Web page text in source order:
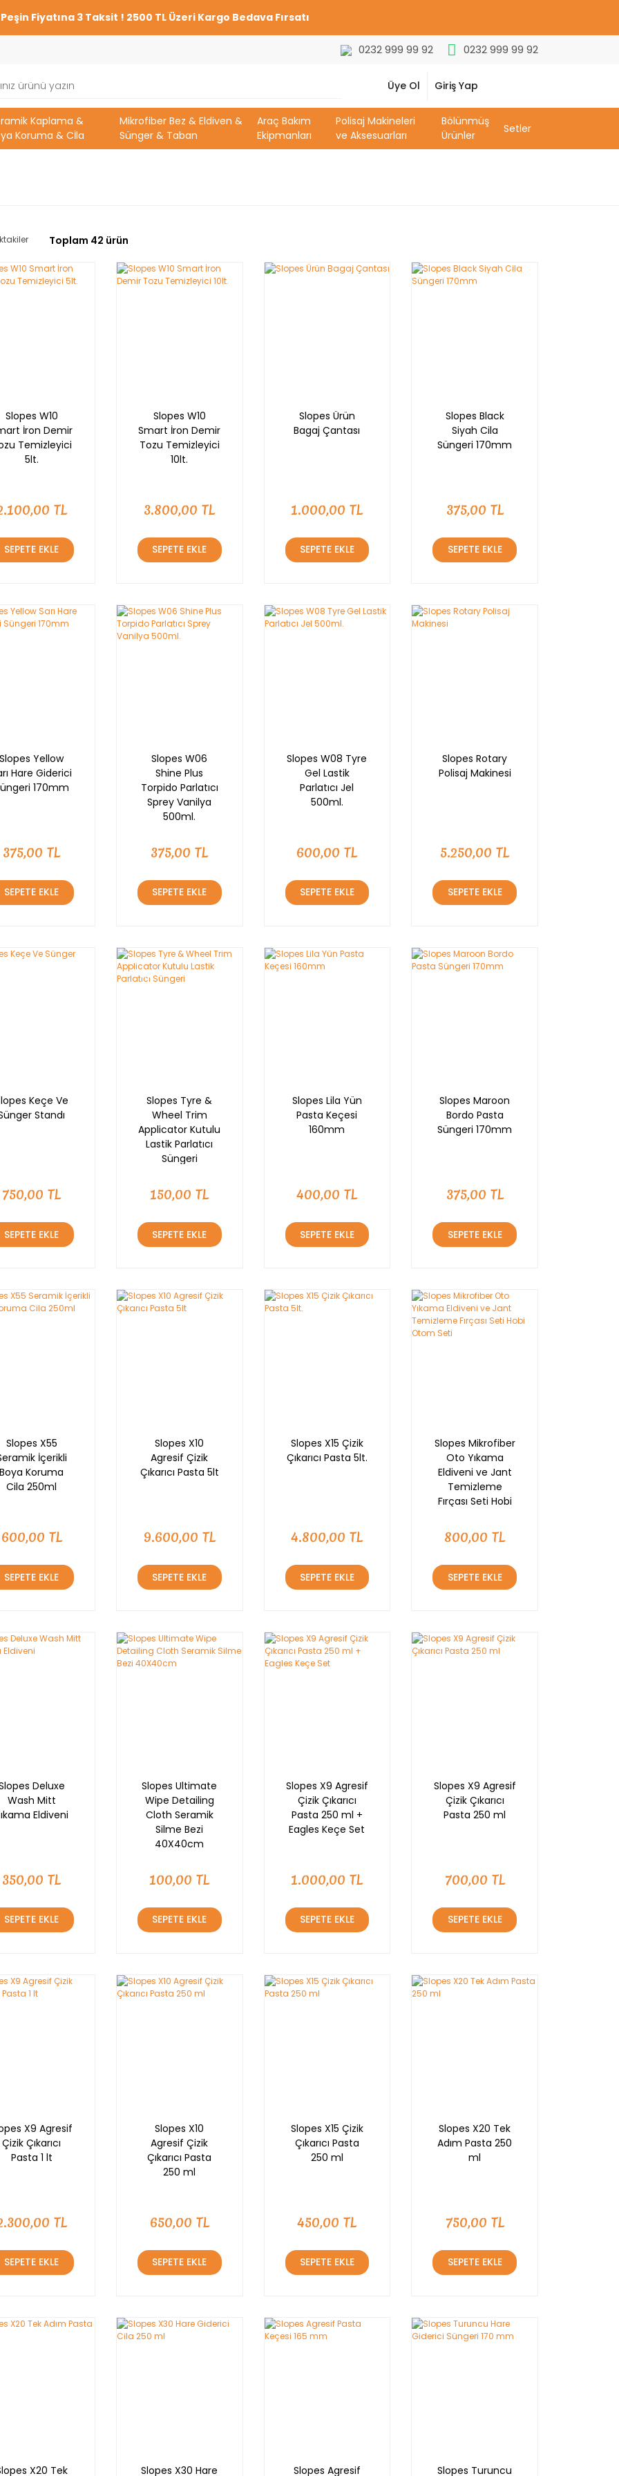
Peşin Fiyatına 3 Taksit ! 2500 TL Üzeri Kargo Bedava Fırsatı
0232 999 99 92 0232 999 99 92
Üye Ol Giriş Yap
Kaplama &
Koruma & Cİla
Mikrofiber Bez & Eldiven &
Sünger & Taban
Araç Bakım
Ekipmanları
Polisaj Makineleri
ve Aksesuarları
Bölünmüş
Ürünler
Setler
Toplam 42 ürün
Slopes W10
İron Demir
Temizleyici
5lt.
TL
SEPETE EKLE
Slopes W10
Smart İron Demir
Tozu Temizleyici
10lt.
3.800,00 TL
SEPETE EKLE
Slopes Ürün
Bagaj Çantası
1.000,00 TL
SEPETE EKLE
YENİ
Slopes Black
Siyah Cila
Süngeri 170mm
375,00 TL
SEPETE EKLE
Slopes Yellow
Hare Giderici
170mm
375,00 TL
SEPETE EKLE
Slopes W06
Shine Plus
Torpido Parlatıcı
Sprey Vanilya
500ml.
375,00 TL
SEPETE EKLE
Slopes W08 Tyre
Gel Lastik
Parlatıcı Jel
500ml.
600,00 TL
SEPETE EKLE
YENİ
Slopes Rotary
Polisaj Makinesi
5.250,00 TL
SEPETE EKLE
Keçe Ve
Standı
750,00 TL
SEPETE EKLE
YENİ
Slopes Tyre &
Wheel Trim
Applicator Kutulu
Lastik Parlatıcı
Süngeri
150,00 TL
SEPETE EKLE
YENİ
Slopes Lila Yün
Pasta Keçesi
160mm
400,00 TL
SEPETE EKLE
YENİ
Slopes Maroon
Bordo Pasta
Süngeri 170mm
375,00 TL
SEPETE EKLE
Slopes X55
İçerikli
Boya Koruma
Cila 250ml
600,00 TL
SEPETE EKLE
Slopes X10
Agresif Çizik
Çıkarıcı Pasta 5lt
9.600,00 TL
SEPETE EKLE
Slopes X15 Çizik
Çıkarıcı Pasta 5lt.
4.800,00 TL
SEPETE EKLE
Slopes Mikrofiber
Oto Yıkama
Eldiveni ve Jant
Temizleme
Fırçası Seti Hobi
800,00 TL
SEPETE EKLE
Deluxe
Wash Mitt
Eldiveni
350,00 TL
SEPETE EKLE
Slopes Ultimate
Wipe Detailing
Cloth Seramik
Silme Bezi
40X40cm
100,00 TL
SEPETE EKLE
Slopes X9 Agresif
Çizik Çıkarıcı
Pasta 250 ml +
Eagles Keçe Set
1.000,00 TL
SEPETE EKLE
Slopes X9 Agresif
Çizik Çıkarıcı
Pasta 250 ml
700,00 TL
SEPETE EKLE
X9 Agresif
Çizik Çıkarıcı
Pasta 1 lt
TL
SEPETE EKLE
Slopes X10
Agresif Çizik
Çıkarıcı Pasta
250 ml
650,00 TL
SEPETE EKLE
Slopes X15 Çizik
Çıkarıcı Pasta
250 ml
450,00 TL
SEPETE EKLE
Slopes X20 Tek
Adım Pasta 250
ml
750,00 TL
SEPETE EKLE
X20 Tek Slopes X30 Hare Slopes Agresif Slopes Turuncu